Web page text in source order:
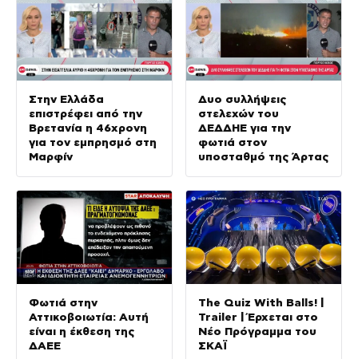
Στην Ελλάδα
επιστρέφει από την
Βρετανία η 46χρονη
για τον εμπρησμό στη
Μαρφίν
Δυο συλλήψεις
στελεχών του
ΔΕΔΔΗΕ για την
φωτιά στον
υποσταθμό της Άρτας
Φωτιά στην
Αττικοβοιωτία: Αυτή
είναι η έκθεση της
ΔΑΕΕ
The Quiz With Balls! |
Trailer | Έρχεται στο
Νέο Πρόγραμμα του
ΣΚΑΪ